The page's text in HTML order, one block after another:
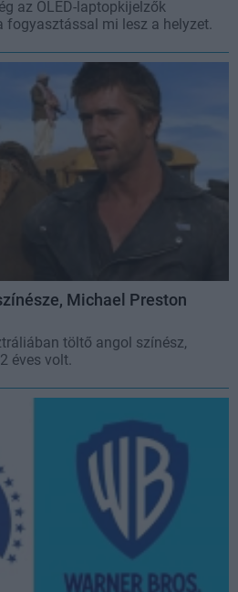
az OLED-laptopkijelzők
fogyasztással mi lesz a helyzet.
Michael Preston
töltő angol színész,
éves volt.